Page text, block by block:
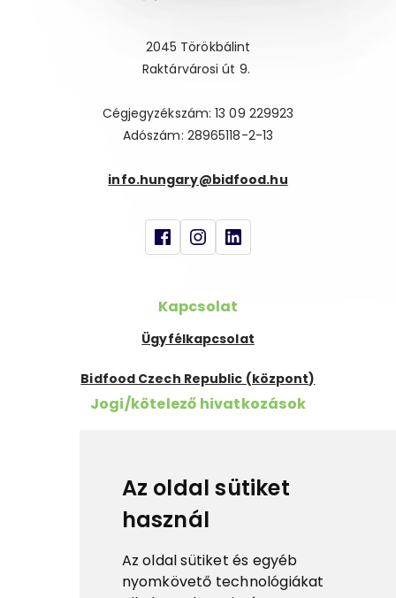
Az oldal sütiket
használ
Az oldal sütiket és egyéb
nyomkövető technológiákat
2045 Törökbálint
Raktárvárosi út 9.
Cégjegyzékszám: 13 09 229923
Adószám: 28965118-2-13
info.hungary@bidfood.hu
Kapcsolat
Ügyfélkapcsolat
Bidfood Czech Republic (központ)
Jogi/kötelező hivatkozások
Cookies
ESG
Tanúsítványok
Fontos linkek